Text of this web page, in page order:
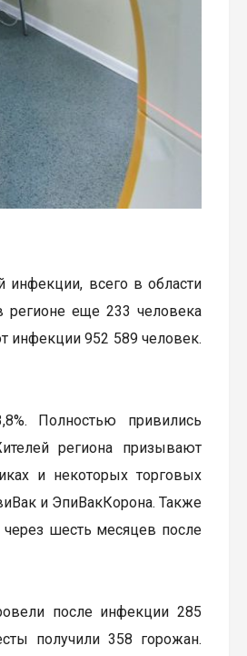
инфекции, всего в области
регионе еще 233 человека
инфекции 952 589 человек.
Полностью привились
региона призывают
и некоторых торговых
и ЭпиВакКорона. Также
шесть месяцев после
после инфекции 285
получили 358 горожан.